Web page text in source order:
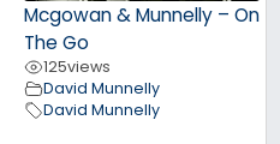
Mcgowan & Munnelly – On
The Go
125views
David Munnelly
David Munnelly